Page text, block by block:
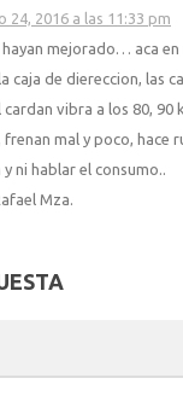
24, 2016 a las 11:33 pm
mejorado… aca en
caja de diereccion, las
cardan vibra a los 80, 90
frenan mal y poco, hace
ni hablar el consumo..
Mza.